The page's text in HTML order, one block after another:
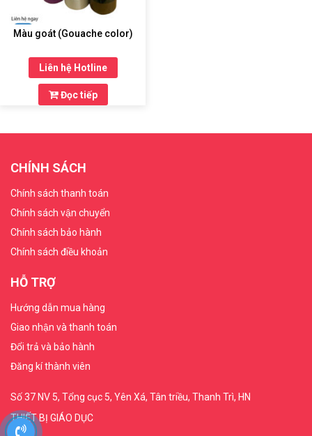
Màu goát (Gouache color)
Liên hệ Hotline
Đọc tiếp
CHÍNH SÁCH
Chính sách thanh toán
Chính sách vận chuyển
Chính sách bảo hành
Chính sách điều khoản
HỖ TRỢ
Hướng dẫn mua hàng
Giao nhận và thanh toán
Đổi trả và bảo hành
Đăng kí thành viên
Số 37 NV 5, Tổng cục 5, Yên Xá, Tân triều, Thanh Trì, HN
THIẾT BỊ GIÁO DỤC